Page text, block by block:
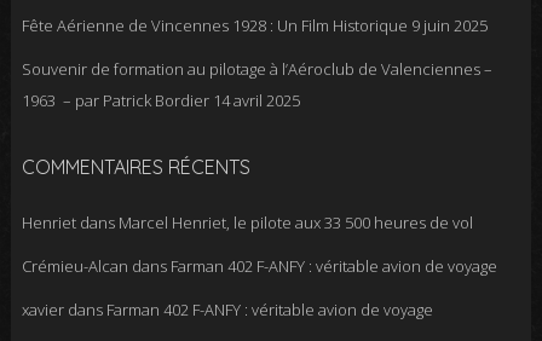
Fête Aérienne de Vincennes 1928 : Un Film Historique 9 juin 2025
Souvenir de formation au pilotage à l’Aéroclub de Valenciennes –
1963 – par Patrick Bordier 14 avril 2025
COMMENTAIRES RÉCENTS
Henrietdans Marcel Henriet, le pilote aux 33 500 heures de vol
Crémieu-Alcan dans Farman 402 F-ANFY : véritable avion de voyage
xavierdans Farman 402 F-ANFY : véritable avion de voyage